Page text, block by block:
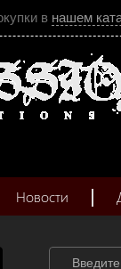
в нашем
Новости